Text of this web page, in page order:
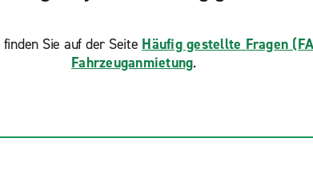
Sie auf der Seite Häufig gestellte Fragen
Fahrzeuganmietung.